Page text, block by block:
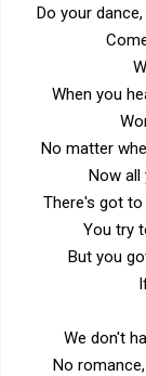
Do your
When you
No matter
Now all
There's got
You try
But you
We don't
No